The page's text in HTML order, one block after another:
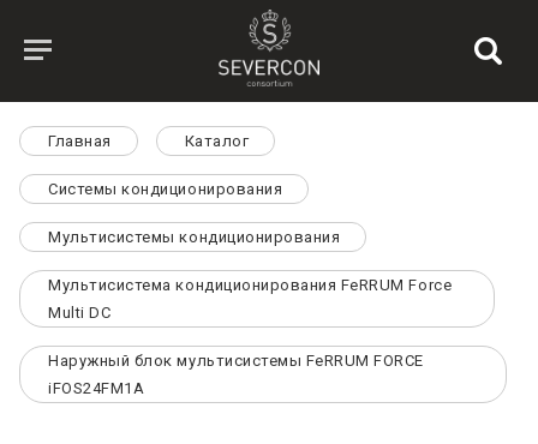
Главная Каталог
Системы кондиционирования
Мультисистемы кондиционирования
Мультисистема кондиционирования FeRRUM Force
Multi DC
Наружный блок мультисистемы FeRRUM FORCE
iFOS24FM1A